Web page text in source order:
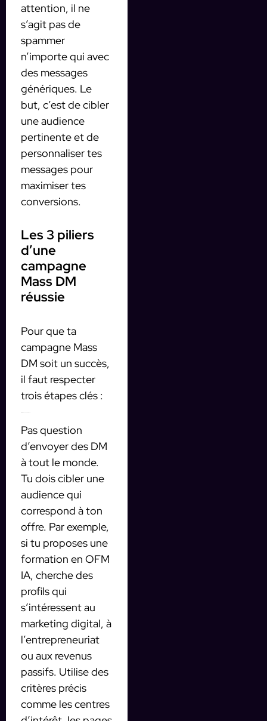
attention, il ne
s’agit pas de
spammer
n’importe qui avec
des messages
génériques. Le
but, c’est de cibler
une audience
pertinente et de
personnaliser tes
messages pour
maximiser tes
conversions.
Les 3 piliers
d’une
campagne
Mass DM
réussie
Pour que ta
campagne Mass
DM soit un succès,
il faut respecter
trois étapes clés :
Pas question
d’envoyer des DM
à tout le monde.
Tu dois cibler une
audience qui
correspond à ton
offre. Par exemple,
si tu proposes une
formation en OFM
IA, cherche des
profils qui
s’intéressent au
marketing digital, à
l’entrepreneuriat
ou aux revenus
passifs. Utilise des
critères précis
comme les centres